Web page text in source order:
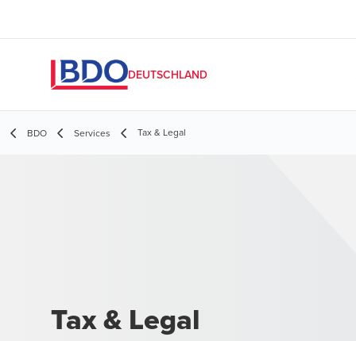
DEUTSCHLAND
BDO Services Tax & Legal
Tax & Legal